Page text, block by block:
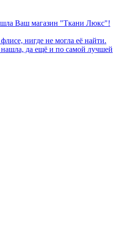
Ваш магазин "Ткани Люкс"!
нигде не могла её найти.
да ещё и по самой лучшей